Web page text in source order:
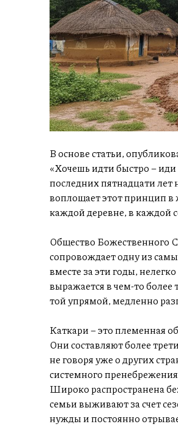
В основе статьи,
«Хочешь идти быстро –
последних пятнадцати
воплощает этот принцип в
каждой деревне, в каждой
Общество Божественного
сопровождает одну из
вместе за эти годы,
выражается в чем-то
той упрямой, медленно
Каткари – это племенная
Они составляют более
не говоря уже о других
системного
Широко распространена
семьи выживают за счет
нужды и постоянно